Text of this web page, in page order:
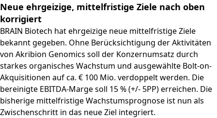
Neue ehrgeizige, mittelfristige Ziele nach oben
korrigiert
BRAIN Biotech hat ehrgeizige neue mittelfristige Ziele
bekannt gegeben. Ohne Berücksichtigung der Aktivitäten
von Akribion Genomics soll der Konzernumsatz durch
starkes organisches Wachstum und ausgewählte Bolt-on-
Akquisitionen auf ca. € 100 Mio. verdoppelt werden. Die
bereinigte EBITDA-Marge soll 15 % (+/- 5PP) erreichen. Die
bisherige mittelfristige Wachstumsprognose ist nun als
Zwischenschritt in das neue Ziel integriert.